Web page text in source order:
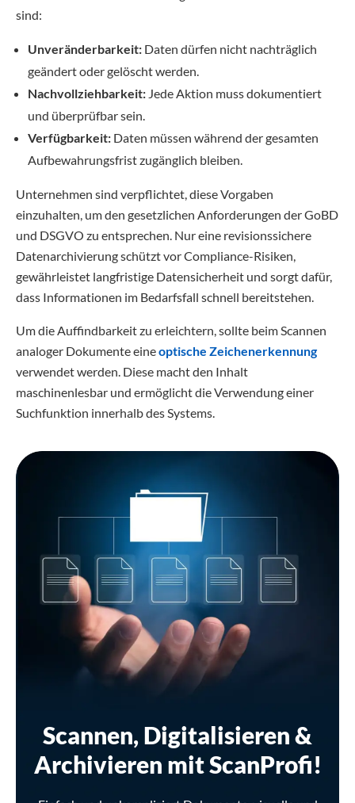
sind:
Unveränderbarkeit: Daten dürfen nicht nachträglich
geändert oder gelöscht werden.
Nachvollziehbarkeit: Jede Aktion muss dokumentiert
und überprüfbar sein.
Verfügbarkeit: Daten müssen während der gesamten
Aufbewahrungsfrist zugänglich bleiben.
Unternehmen sind verpflichtet, diese Vorgaben
einzuhalten, um den gesetzlichen Anforderungen der GoBD
und DSGVO zu entsprechen. Nur eine revisionssichere
Datenarchivierung schützt vor Compliance-Risiken,
gewährleistet langfristige Datensicherheit und sorgt dafür,
dass Informationen im Bedarfsfall schnell bereitstehen.
Um die Auffindbarkeit zu erleichtern, sollte beim Scannen
analoger Dokumente eineoptische Zeichenerkennung
verwendet werden. Diese macht den Inhalt
maschinenlesbar und ermöglicht die Verwendung einer
Suchfunktion innerhalb des Systems.
Scannen, Digitalisieren &
Archivieren mit ScanProfi!